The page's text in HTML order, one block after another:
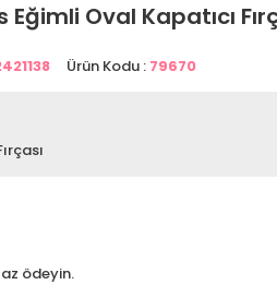
Oval Kapatıcı
Ürün Kodu : 79670
ödeyin.